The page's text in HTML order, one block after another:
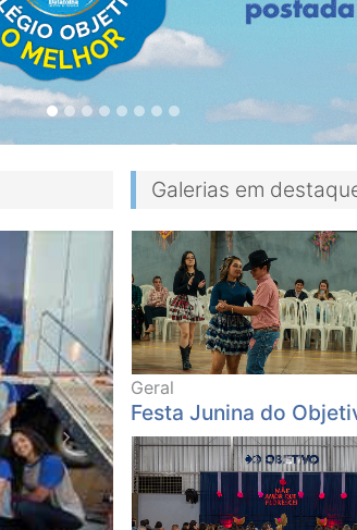
Next
Galerias em
Geral
Festa Junina do